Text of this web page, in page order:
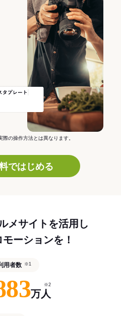
の操作方法とは異なります。
ではじめる
メサイトを活用し
ーションを！
用者数 ※1
万人
※2